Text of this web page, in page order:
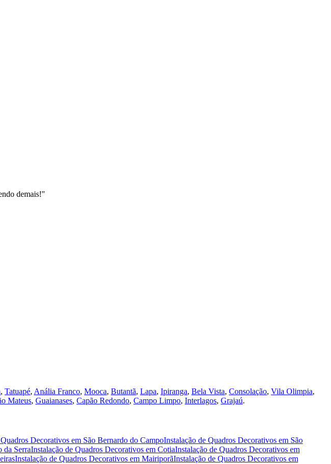
demais!"
, Tatuapé, Anália Franco, Mooca, Butantã, Lapa, Ipiranga, Bela Vista, Consolação, Vila Olimpia,
Mateus, Guaianases, Capão Redondo, Campo Limpo, Interlagos, Grajaú.
Decorativos em São Bernardo do CampoInstalação de Quadros Decorativos em São
da SerraInstalação de Quadros Decorativos em CotiaInstalação de Quadros Decorativos em
Instalação de Quadros Decorativos em MairiporãInstalação de Quadros Decorativos em